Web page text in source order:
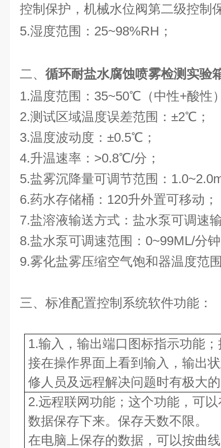
控制保护，机械水位阀第二级控制
5.湿度范围：25~98%RH；
二、 循环耐盐水腐蚀喷雾检测实验
1.温度范围：35~50℃（中性+酸性
2.测试区域温度误差范围：±2℃；
3.温度波动度：±0.5℃；
4.升温速率：>0.8℃/分；
5.盐雾沉降量可调节范围：
6.药水存储桶：120升外置可移动；
7.盐溶液输送方式：盐水泵可调速
8.盐水泵可调速范围：0~99ML/分
9.雾化盐雾压缩空气饱和器温度范
三、标准配置控制系统软件功能：
1.输入，输出端口图标指示功能
接在操作界面上看到输入，输出
修人员及远程解决问题时有极大
2.远程联网功能；这个功能，可
数据保存下来。保存天数不限。
在电脑上保存的数据，可以按曲